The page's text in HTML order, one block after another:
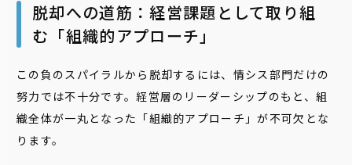
脱却への道筋：経営課題として取り組
む「組織的アプローチ」
この負のスパイラルから脱却するには、情シス部門だけの
努力では不十分です。経営層のリーダーシップのもと、組
織全体が一丸となった「組織的アプローチ」が不可欠とな
ります。